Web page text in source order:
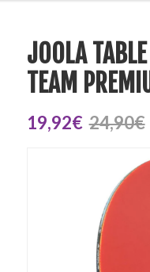
JOOLA
TEAM
19,92€24,90€